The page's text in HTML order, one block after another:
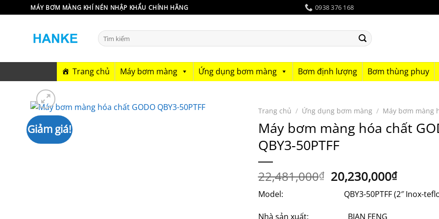
qua
MÁY BƠM MÀNG KHÍ NÉN NHẬP KHẨU CHÍNH HÃNG 0938 376 168
Tìm
kiếm:
Trang chủ Máy bơm màng Ứng dụng bơm màng Bơm định lượng Bơm thùng phuy
Giảm giá!
Trang chủ / Ứng dụng bơm màng / Máy bơm màng
Máy bơm màng hóa chất
QBY3-50PTFF
22,481,000₫ Giá
gốc
22,481,000₫.
20,230,000₫Giá
hiện
tại
Model: QBY3-50PTFF (2″ Inox-
Nhà sản xuất: BIAN FENG